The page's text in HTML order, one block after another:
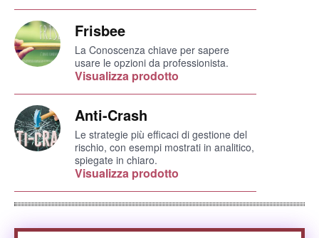
Frisbee
La Conoscenza chiave per sapere
usare le opzioni da professionista.
Visualizza prodotto
Anti-Crash
Le strategie più efficaci di gestione del
rischio, con esempi mostrati in analitico,
spiegate in chiaro.
Visualizza prodotto